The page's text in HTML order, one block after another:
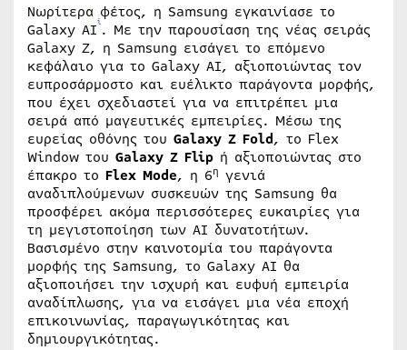
Νωρίτερα φέτος, η Samsung εγκαινίασε το
Galaxy AIi. Με την παρουσίαση της νέας σειράς
Galaxy Z, η Samsung εισάγει το επόμενο
κεφάλαιο για το Galaxy AI, αξιοποιώντας τον
ευπροσάρμοστο και ευέλικτο παράγοντα μορφής,
που έχει σχεδιαστεί για να επιτρέπει μια
σειρά από μαγευτικές εμπειρίες. Μέσω της
ευρείας οθόνης του Galaxy Z Fold, το Flex
Window του Galaxy Z Flip ή αξιοποιώντας στο
έπακρο το Flex Mode, η 6η γενιά
αναδιπλούμενων συσκευών της Samsung θα
προσφέρει ακόμα περισσότερες ευκαιρίες για
τη μεγιστοποίηση των ΑΙ δυνατοτήτων.
Βασισμένο στην καινοτομία του παράγοντα
μορφής της Samsung, το Galaxy AI θα
αξιοποιήσει την ισχυρή και ευφυή εμπειρία
αναδίπλωσης, για να εισάγει μια νέα εποχή
επικοινωνίας, παραγωγικότητας και
δημιουργικότητας.